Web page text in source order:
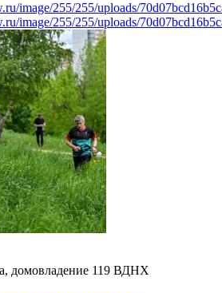
image/255/255/uploads/
image/255/255/uploads/
домовладение 119 ВДНХ